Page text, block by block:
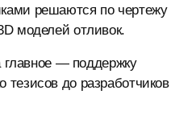
решаются по чертежу
моделей отливок.
главное — поддержку
тезисов до разработчиков